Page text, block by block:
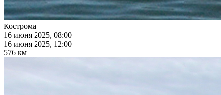
Кострома
16 июня 2025, 08:00
16 июня 2025, 12:00
576 км